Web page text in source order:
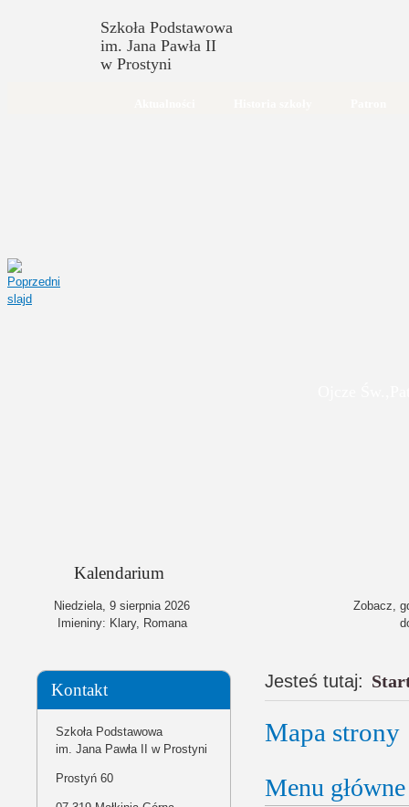
Szkoła Podstawowa
im. Jana Pawła II
w Prostyni
Kalendarium
Niedziela,9sierpnia2026
Imieniny: Klary, Romana
Zobacz,
Kontakt
Szkoła Podstawowa
im. Jana Pawła II w Prostyni
Prostyń 60
Jesteś tutaj:
Mapa strony
Menu główne